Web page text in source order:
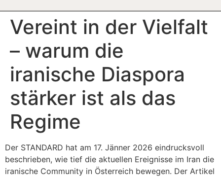
Vereint in der Vielfalt
– warum die
iranische Diaspora
stärker ist als das
Regime
Der STANDARD hat am 17. Jänner 2026 eindrucksvoll
beschrieben, wie tief die aktuellen Ereignisse im Iran die
iranische Community in Österreich bewegen. Der Artikel